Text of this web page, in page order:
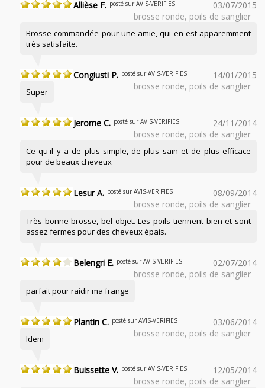
Allièse F. posté sur AVIS-VERIFIES
03/07/2015
brosse ronde, poils de sanglier
Brosse commandée pour une amie, qui en est apparemment
très satisfaite.
Congiusti P. posté sur AVIS-VERIFIES
14/01/2015
brosse ronde, poils de sanglier
Super
Jerome C. posté sur AVIS-VERIFIES
24/11/2014
brosse ronde, poils de sanglier
Ce qu'il y a de plus simple, de plus sain et de plus efficace
pour de beaux cheveux
Lesur A. posté sur AVIS-VERIFIES
08/09/2014
brosse ronde, poils de sanglier
Très bonne brosse, bel objet. Les poils tiennent bien et sont
assez fermes pour des cheveux épais.
Belengri E. posté sur AVIS-VERIFIES
02/07/2014
brosse ronde, poils de sanglier
parfait pour raidir ma frange
Plantin C. posté sur AVIS-VERIFIES
03/06/2014
brosse ronde, poils de sanglier
Idem
Buissette V. posté sur AVIS-VERIFIES
12/05/2014
brosse ronde, poils de sanglier